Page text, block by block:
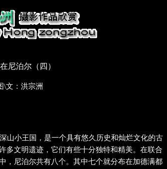
尼泊尔（四）
\文：洪宗洲
山小王国，是一个具有悠久历史和灿烂文化的古
多文明遗迹，它们有些十分独特和精美。在联合
，尼泊尔共有八个。其中七个就分布在加德满都